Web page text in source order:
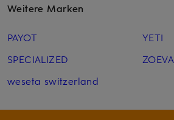
Weitere Marken
PAYOT
SPECIALIZED
weseta switzerland
YETI
ZOEVA